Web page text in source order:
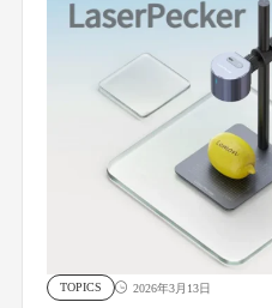
TOPICS 2026年3月13日